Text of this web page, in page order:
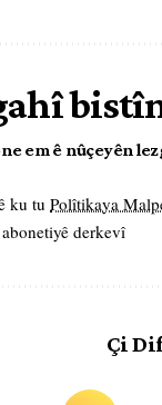
em ê nûçeyên
ku tu Polîtikaya
derkevî
Çi